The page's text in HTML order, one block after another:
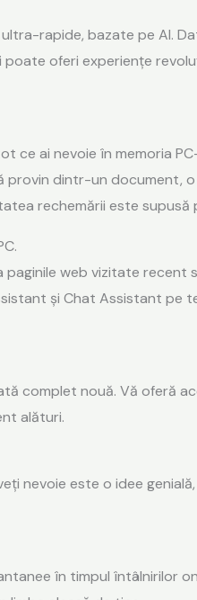
rapide, bazate pe AI.
poate oferi experiențe
ce ai nevoie în memoria
dintr-un document,
rechemării este
web vizitate
și Chat Assistant pe
complet nouă. Vă oferă
alături.
nevoie este o idee
în timpul întâlnirilor